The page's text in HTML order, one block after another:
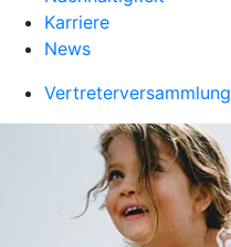
Karriere
News
Vertreterversammlung